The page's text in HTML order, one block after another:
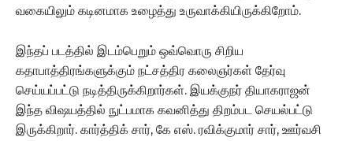
வகையிலும் கடினமாக உழைத்து உருவாக்கியிருக்கிறோம்.
இந்தப் படத்தில் இடம்பெறும் ஒவ்வொரு சிறிய
கதாபாத்திரங்களுக்கும் நட்சத்திர கலைஞர்கள் தேர்வு
செய்யப்பட்டு நடித்திருக்கிறார்கள். இயக்குநர் தியாகராஜன்
இந்த விஷயத்தில் நுட்பமாக கவனித்து திறம்பட செயல்பட்டு
இருக்கிறார்.‌ கார்த்திக் சார், கே எஸ். ரவிக்குமார் சார், ஊர்வசி